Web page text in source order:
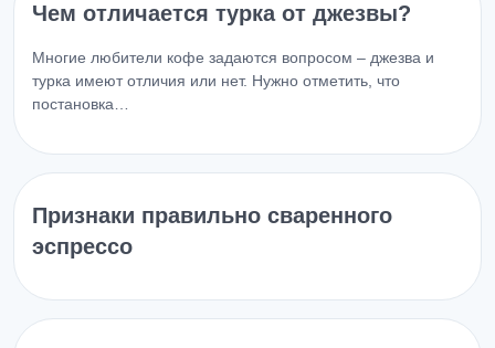
Чем отличается турка от джезвы?
Многие любители кофе задаются вопросом – джезва и
турка имеют отличия или нет. Нужно отметить, что
постановка…
Признаки правильно сваренного
эспрессо